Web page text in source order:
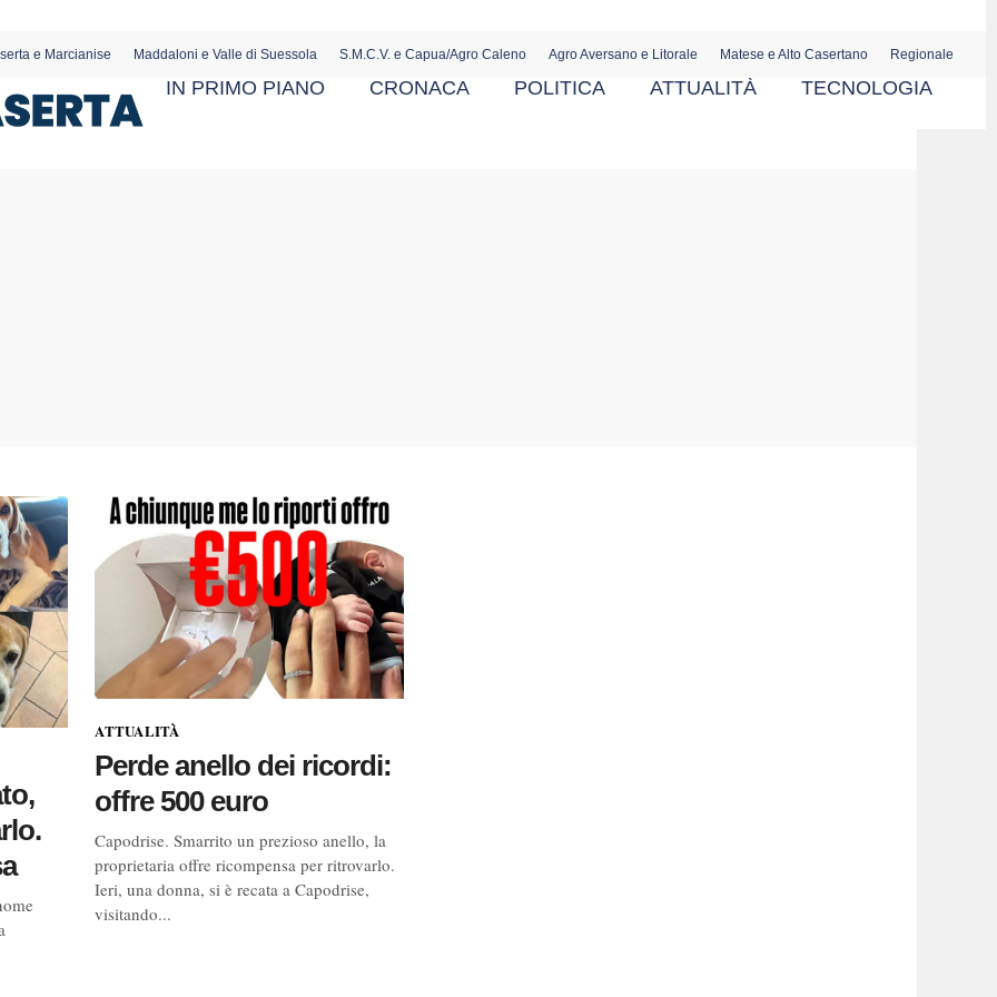
e Marcianise Maddaloni e Valle di Suessola S.M.C.V. e Capua/Agro Caleno Agro Aversano e Litorale Matese e Alto Casertano Regionale
IN PRIMO PIANO CRONACA POLITICA ATTUALITÀ TECNOLOGIA
ATTUALITÀ
Perde anello dei ricordi:
offre 500 euro
Capodrise. Smarrito un prezioso anello, la
proprietaria offre ricompensa per ritrovarlo.
Ieri, una donna, si è recata a Capodrise,
visitando...